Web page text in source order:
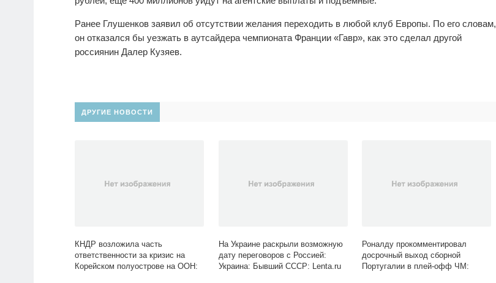
Ранее Глушенков заявил об отсутствии желания переходить в любой клуб Европы. По его словам,
он отказался бы уезжать в аутсайдера чемпионата Франции «Гавр», как это сделал другой
россиянин Далер Кузяев.
ДРУГИЕ НОВОСТИ
КНДР возложила часть
ответственности за кризис на
Корейском полуострове на ООН:
На Украине раскрыли возможную
дату переговоров с Россией:
Украина: Бывший СССР: Lenta.ru
Роналду прокомментировал
досрочный выход сборной
Португалии в плей-офф ЧМ: